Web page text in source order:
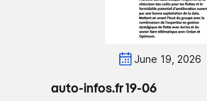
June 19, 2026
auto-infos.fr 19-06